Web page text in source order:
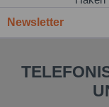
Newsletter